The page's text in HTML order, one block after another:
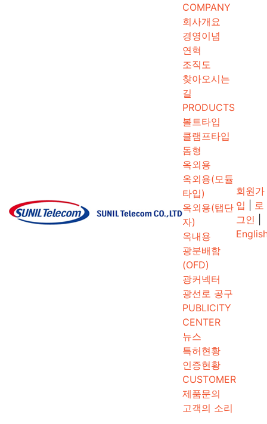
COMPANY
회사개요
경영이념
연혁
조직도
찾아오시는
길
PRODUCTS
볼트타입
클램프타입
돔형
옥외용
옥외용(모듈
타입)
옥외용(탭단
자)
옥내용
광분배함
(OFD)
광커넥터
광선로 공구
PUBLICITY
CENTER
뉴스
특허현황
인증현황
CUSTOMER
제품문의
고객의 소리
회원가
입
로
그인